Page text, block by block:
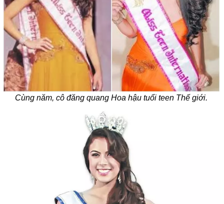
Cùng năm, cô đăng quang Hoa hậu tuổi teen Thế giới.